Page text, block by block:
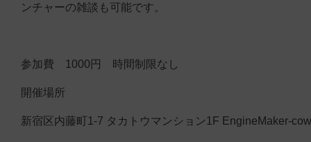
ンチャーの雑談も可能です。
参加費 1000円 時間制限なし
開催場所
新宿区内藤町1-7 タカトウマンション1F EngineMaker-